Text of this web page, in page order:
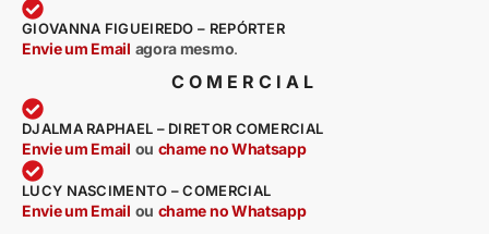
GIOVANNA FIGUEIREDO – REPÓRTER
Envie um Email agora mesmo.
COMERCIAL
DJALMA RAPHAEL – DIRETOR COMERCIAL
Envie um Email ou chame no Whatsapp
LUCY NASCIMENTO – COMERCIAL
Envie um Email ou chame no Whatsapp